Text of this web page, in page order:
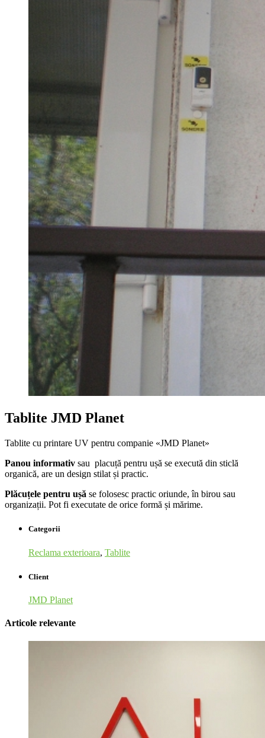
Tablite JMD Planet
Tablite cu printare UV pentru companie «JMD Planet»
Panou informativ sau placuță pentru ușă se execută din sticlă
organică, are un design stilat și practic.
Plăcuțele pentru ușă se folosesc practic oriunde, în birou sau
organizații. Pot fi executate de orice formă și mărime.
Categorii
Reclama exterioara, Tablite
Client
JMD Planet
Articole relevante